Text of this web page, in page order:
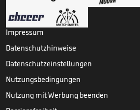
Impressum
Datenschutzhinweise
Datenschutzeinstellungen
Nutzungsbedingungen
Nutzung mit Werbung beenden